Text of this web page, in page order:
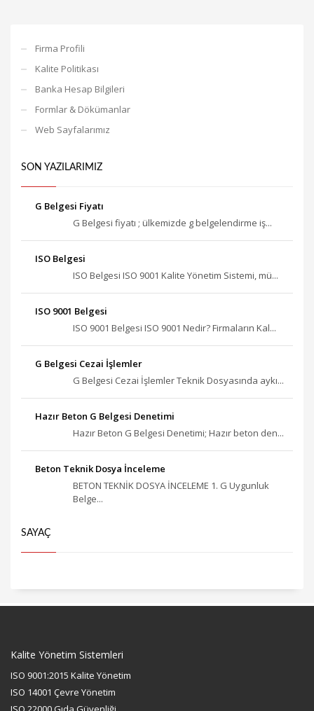
Firma Profili
Kalite Politikası
Banka Hesap Bilgileri
Formlar & Dökümanlar
Web Sayfalarımız
SON YAZILARIMIZ
G Belgesi Fiyatı
G Belgesi fiyatı ; ülkemizde g belgelendirme iş...
ISO Belgesi
ISO Belgesi ISO 9001 Kalite Yönetim Sistemi, mü...
ISO 9001 Belgesi
ISO 9001 Belgesi ISO 9001 Nedir? Firmaların Kal...
G Belgesi Cezai İşlemler
G Belgesi Cezai İşlemler Teknik Dosyasında aykı...
Hazır Beton G Belgesi Denetimi
Hazır Beton G Belgesi Denetimi; Hazır beton den...
Beton Teknik Dosya İnceleme
BETON TEKNİK DOSYA İNCELEME 1. G Uygunluk
Belge...
SAYAÇ
Kalite Yönetim Sistemleri
ISO 9001:2015 Kalite Yönetim
ISO 14001 Çevre Yönetim